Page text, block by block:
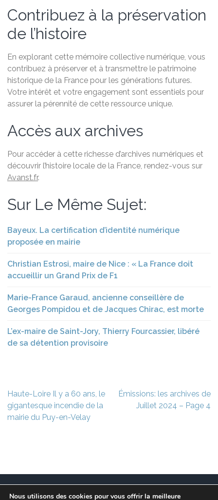
Contribuez à la préservation
de l’histoire
En explorant cette mémoire collective numérique, vous
contribuez à préserver et à transmettre le patrimoine
historique de la France pour les générations futures.
Votre intérêt et votre engagement sont essentiels pour
assurer la pérennité de cette ressource unique.
Accès aux archives
Pour accéder à cette richesse d’archives numériques et
découvrir l’histoire locale de la France, rendez-vous sur
Avanst.fr.
Sur Le Même Sujet:
Bayeux. La certification d’identité numérique
proposée en mairie
Christian Estrosi, maire de Nice : « La France doit
accueillir un Grand Prix de F1
Marie-France Garaud, ancienne conseillère de
Georges Pompidou et de Jacques Chirac, est morte
L’ex-maire de Saint-Jory, Thierry Fourcassier, libéré
de sa détention provisoire
Navigation
de
l’article
Haute-Loire Il y a 60 ans, le
gigantesque incendie de la
mairie du Puy-en-Velay
Émissions: les archives de
Juillet 2024 – Page 4
Ce site est à l’initiative de l’association des Maires
Nous utilisons des cookies pour vous offrir la meilleure